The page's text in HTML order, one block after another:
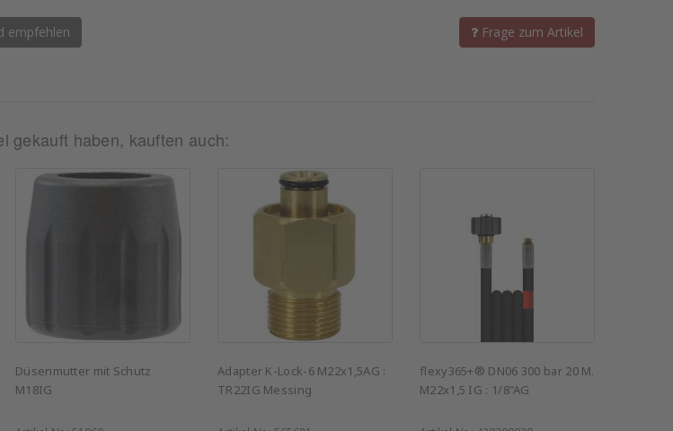
empfehlen Frage zum Artikel
gekauft haben, kauften auch:
Düsenmutter mit Schutz
M18IG
Adapter K-Lock-6 M22x1,5AG :
TR22IG Messing
flexy365+® DN06 300 bar 20 M.
M22x1,5 IG : 1/8"AG